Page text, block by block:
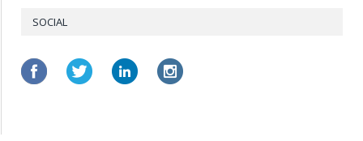
SOCIAL